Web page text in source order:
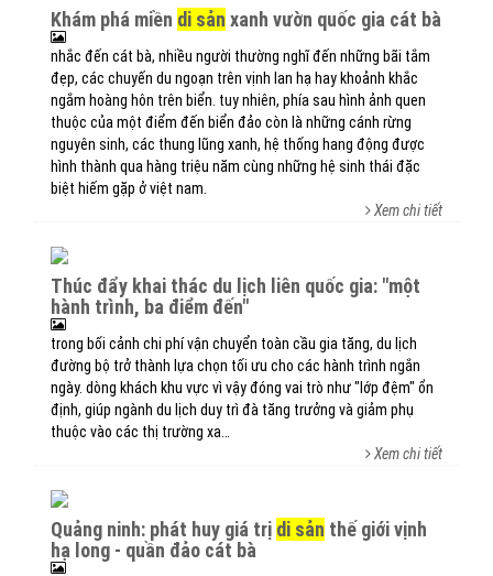
khám phá miền di sản xanh vườn quốc gia cát bà
nhắc đến cát bà, nhiều người thường nghĩ đến những bãi tắm
đẹp, các chuyến du ngoạn trên vịnh lan hạ hay khoảnh khắc
ngắm hoàng hôn trên biển. tuy nhiên, phía sau hình ảnh quen
thuộc của một điểm đến biển đảo còn là những cánh rừng
nguyên sinh, các thung lũng xanh, hệ thống hang động được
hình thành qua hàng triệu năm cùng những hệ sinh thái đặc
biệt hiếm gặp ở việt nam.
Xem chi tiết
thúc đẩy khai thác du lịch liên quốc gia: "một
hành trình, ba điểm đến"
trong bối cảnh chi phí vận chuyển toàn cầu gia tăng, du lịch
đường bộ trở thành lựa chọn tối ưu cho các hành trình ngắn
ngày. dòng khách khu vực vì vậy đóng vai trò như "lớp đệm" ổn
định, giúp ngành du lịch duy trì đà tăng trưởng và giảm phụ
thuộc vào các thị trường xa…
Xem chi tiết
quảng ninh: phát huy giá trị di sản thế giới vịnh
hạ long - quần đảo cát bà